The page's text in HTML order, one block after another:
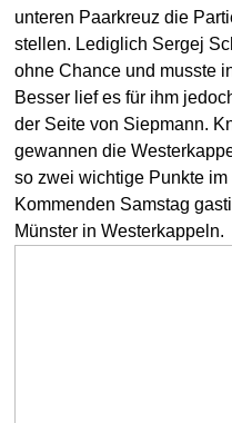
unteren Paarkreuz die
stellen. Lediglich Sergej
ohne Chance und musste
Besser lief es für ihm
der Seite von Siepmann.
gewannen die
so zwei wichtige Punkte
Kommenden Samstag
Münster in Westerkappeln.